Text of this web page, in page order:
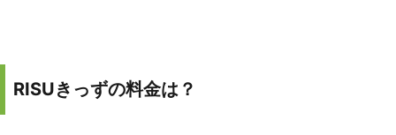
RISUきっずの料金は？